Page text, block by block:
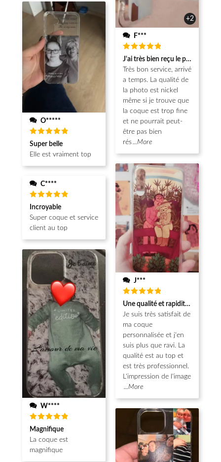
O*****
Note 5
sur 5
Super belle
Elle est vraiment top
C****
Note5
sur 5
Incroyable
Super coque et service
client au top
W****
Note5
sur 5
Magnifique
La coque est
magnifique
+2
F***
Note5
sur 5
J'ai très bien reçu le produit.
Très bon service, arrivé
a temps. La qualité de
la photo est nickel
même si je trouve que
la coque est trop fine
et ne pourrait peut-
être pas bien
rés ...More
J***
Note5
sur 5
Une qualité et rapidité au top!
Je suis très satisfait de
ma coque
personnalisée et j'en
suis plus que ravi. La
qualité est au top et
est très professionnel.
L'impression de l'image
...More